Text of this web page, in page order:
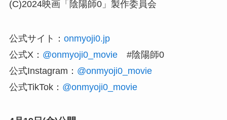
(C)2024映画「陰陽師0」製作委員会
公式サイト： onmyoji0.jp
公式X： @onmyoji0_movie#陰陽師0
公式Instagram： @onmyoji0_movie
公式TikTok： @onmyoji0_movie